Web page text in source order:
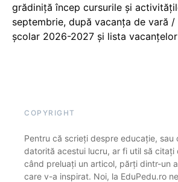
grădiniță încep cursurile și
septembrie, după vacanța de vară /
școlar 2026-2027 și lista vacanțelor
COPYRIGHT
Pentru că scrieți despre educație, sau
datorită acestui lucru, ar fi util să citați
când preluați un articol, părți dintr-un
care v-a inspirat. Noi, la EduPedu.ro